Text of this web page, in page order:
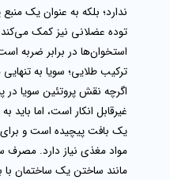
ندارد؛ بلکه به عنوان یک
توده عضلانی نیز کمک
استخوان‌ها در برابر ضربه
ترکیب طلایی؛ سویا به
اگرچه نقش پروتئین سویا در
غیرقابل انکار است، اما باید
یک بافت پیچیده است و
مواد مغذی نیاز دارد. مصرف
مانند ساختن یک ساختمان